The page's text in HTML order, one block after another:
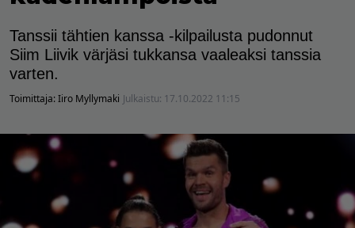
Tanssii tähtien kanssa -kilpailusta pudonnut
Siim Liivik värjäsi tukkansa vaaleaksi tanssia
varten.
Toimittaja:Iiro Myllymaki Julkaistu: 17.10.2022 11:15